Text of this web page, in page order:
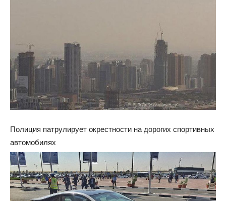
Полиция патрулирует окрестности на дорогих спортивных
автомобилях